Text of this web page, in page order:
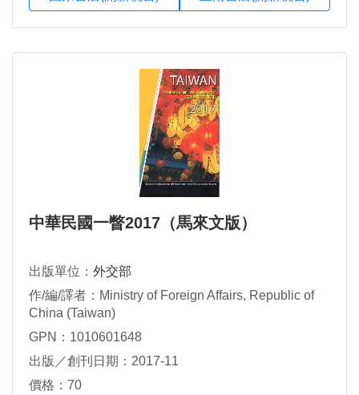
中華民國一瞥2017（馬來文版）
出版單位： 外交部
作/編/譯者：Ministry of Foreign Affairs, Republic of
China (Taiwan)
GPN：1010601648
出版／創刊日期：2017-11
價格：70